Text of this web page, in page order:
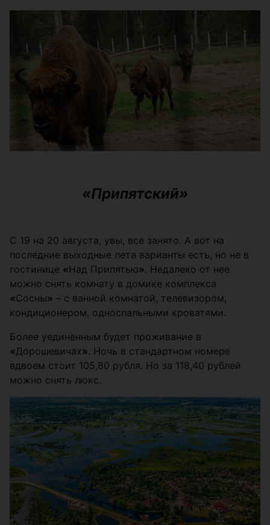
«Припятский»
С 19 на 20 августа, увы, все занято. А вот на
последние выходные лета варианты есть, но не в
гостинице «Над Припятью». Недалеко от нее
можно снять комнату в домике комплекса
«Сосны» – с ванной комнатой, телевизором,
кондиционером, односпальными кроватями.
Более уединенным будет проживание в
«Дорошевичах». Ночь в стандартном номере
вдвоем стоит 105,80 рубля. Но за 118,40 рублей
можно снять люкс.